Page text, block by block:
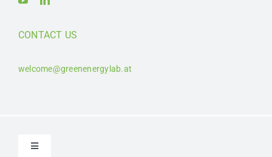
CONTACT US
welcome@greenenergylab.at
Toggle